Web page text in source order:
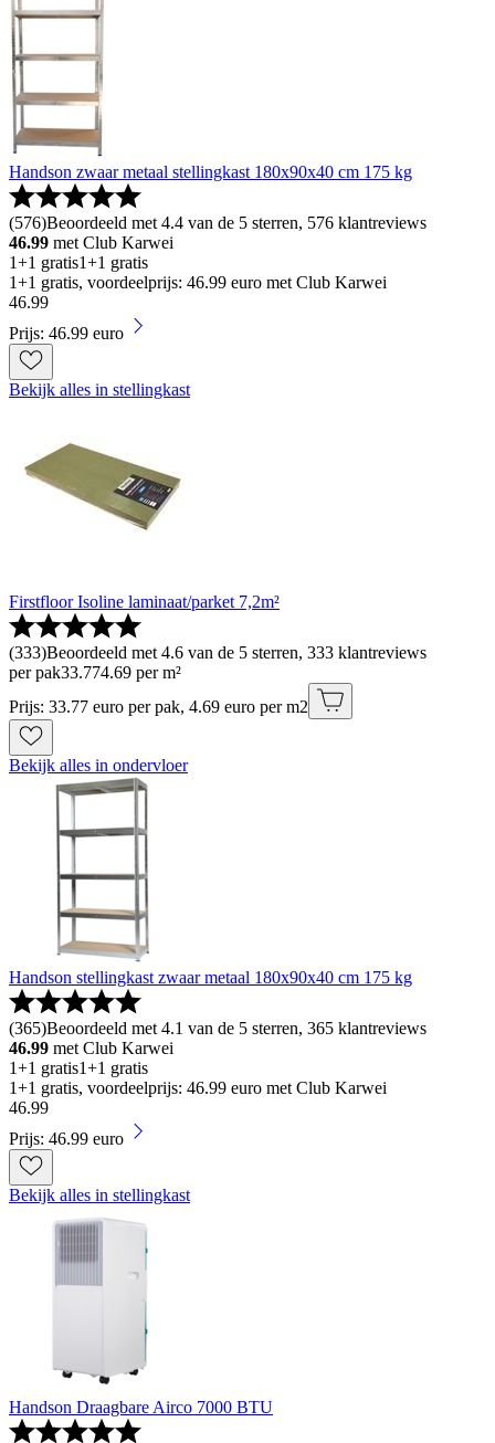
Handson zwaar metaal stellingkast 180x90x40 cm 175 kg
(576)Beoordeeld met 4.4 van de 5 sterren, 576 klantreviews
46.99 met Club Karwei
1+1 gratis1+1 gratis
1+1 gratis, voordeelprijs: 46.99 euro met Club Karwei
46.99
Prijs: 46.99 euro
Bekijk alles in stellingkast
Firstfloor Isoline laminaat/parket 7,2m²
(333)Beoordeeld met 4.6 van de 5 sterren, 333 klantreviews
per pak33.774.69 per m²
Prijs: 33.77 euro per pak, 4.69 euro per m2
Bekijk alles in ondervloer
Handson stellingkast zwaar metaal 180x90x40 cm 175 kg
(365)Beoordeeld met 4.1 van de 5 sterren, 365 klantreviews
46.99 met Club Karwei
1+1 gratis1+1 gratis
1+1 gratis, voordeelprijs: 46.99 euro met Club Karwei
46.99
Prijs: 46.99 euro
Bekijk alles in stellingkast
Handson Draagbare Airco 7000 BTU